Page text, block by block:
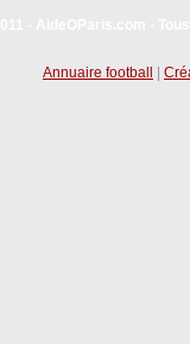
Annuaire football